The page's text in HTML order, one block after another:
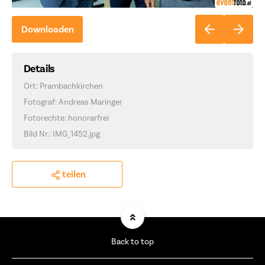
Downloaden
Details
Ort: Prambachkirchen
Fotograf: Andreas Maringer
Fotorechte: honorarfrei
Bild Nr.: IMG_1452.jpg
teilen
Back to top